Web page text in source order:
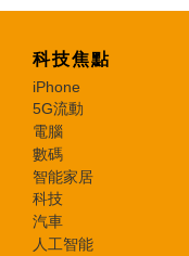
科技焦點
iPhone
5G流動
電腦
數碼
智能家居
科技
汽車
人工智能